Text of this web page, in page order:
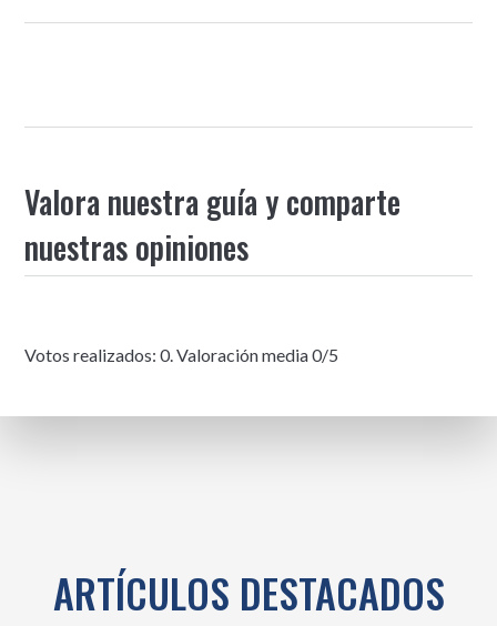
Valora nuestra guía y comparte
nuestras opiniones
Votos realizados:0. Valoración media0/5
ARTÍCULOS DESTACADOS